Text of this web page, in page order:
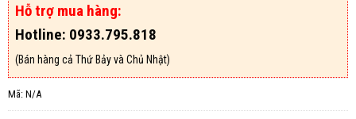
Hỗ trợ mua hàng:
Hotline: 0933.795.818
(Bán hàng cả Thứ Bảy và Chủ Nhật)
Mã: N/A